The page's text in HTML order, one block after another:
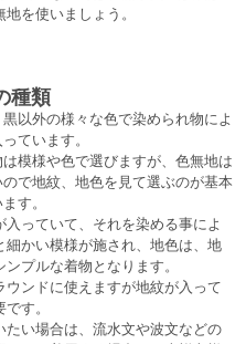
を使いましょう。
種類
以外の様々な色で染められ物によ
ています。
模様や色で選びますが、色無地は
で地紋、地色を見て選ぶのが基本
す。
っていて、それを染める事によ
細かい模様が施され、地色は、地
プルな着物となります。
ンドに使えますが地紋が入って
す。
い場合は、流水文や波文などの